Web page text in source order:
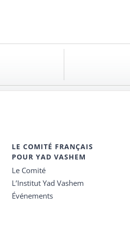
LE COMITÉ FRANÇAIS
POUR YAD VASHEM
Le Comité
L’Institut Yad Vashem
Événements